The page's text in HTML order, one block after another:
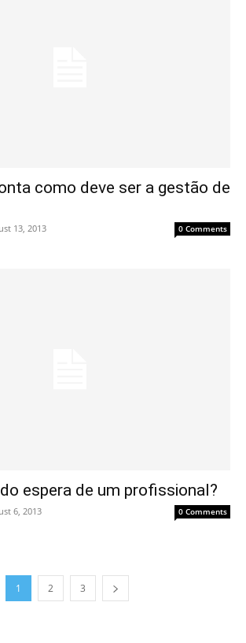
como deve ser a gestão de
13, 2013 0 Comments
espera de um profissional?
6, 2013 0 Comments
1 2 3